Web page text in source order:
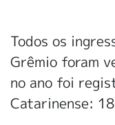
Todos os
Grêmio foram
no ano foi
Catarinense: